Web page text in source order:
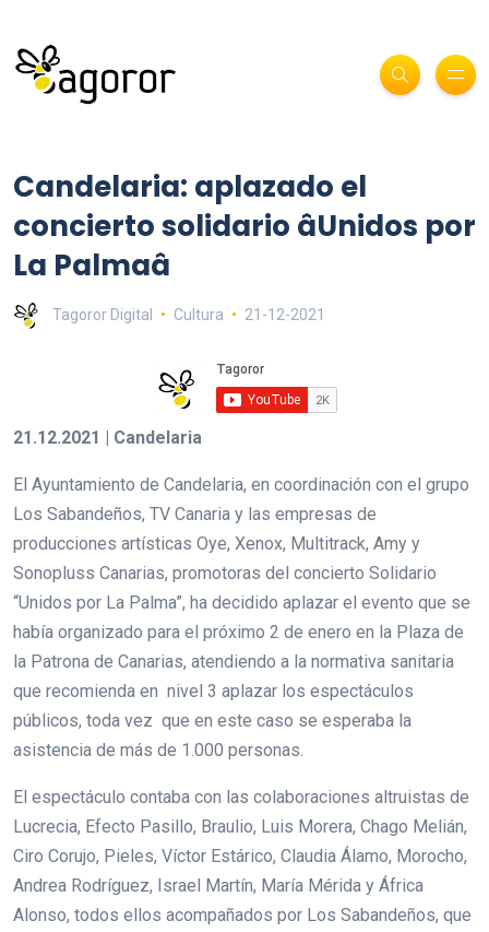
Candelaria: aplazado el
concierto solidario âUnidos por
La Palmaâ
Tagoror Digital Cultura 21-12-2021
21.12.2021 | Candelaria
El Ayuntamiento de Candelaria, en coordinación con el grupo
Los Sabandeños, TV Canaria y las empresas de
producciones artísticas Oye, Xenox, Multitrack, Amy y
Sonopluss Canarias, promotoras del concierto Solidario
“Unidos por La Palma”, ha decidido aplazar el evento que se
había organizado para el próximo 2 de enero en la Plaza de
la Patrona de Canarias, atendiendo a la normativa sanitaria
que recomienda en nivel 3 aplazar los espectáculos
públicos, toda vez que en este caso se esperaba la
asistencia de más de 1.000 personas.
El espectáculo contaba con las colaboraciones altruistas de
Lucrecia, Efecto Pasillo, Braulio, Luis Morera, Chago Melián,
Ciro Corujo, Pieles, Víctor Estárico, Claudia Álamo, Morocho,
Andrea Rodríguez, Israel Martín, María Mérida y África
Alonso, todos ellos acompañados por Los Sabandeños, que